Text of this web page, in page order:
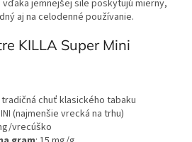
vďaka jemnejšej sile poskytujú mierny,
aj na celodenné používanie.
KILLA Super Mini
tradičná chuť klasického tabaku
(najmenšie vrecká na trhu)
vrecúško